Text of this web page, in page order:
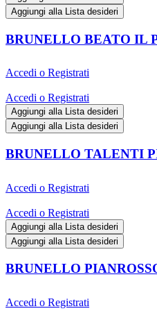
Aggiungi alla Lista desideri
BRUNELLO BEATO IL
Accedi o Registrati
Accedi o Registrati
Aggiungi alla Lista desideri
Aggiungi alla Lista desideri
BRUNELLO TALENTI
Accedi o Registrati
Accedi o Registrati
Aggiungi alla Lista desideri
Aggiungi alla Lista desideri
BRUNELLO
Accedi o Registrati